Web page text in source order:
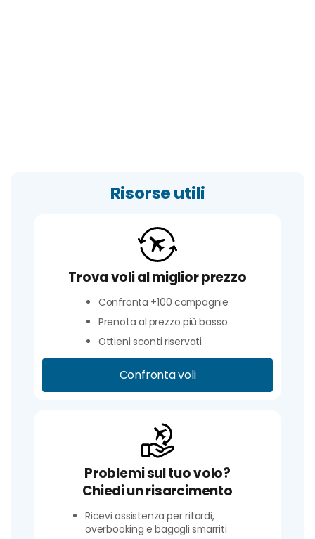
Risorse utili
Trova voli al miglior prezzo
Confronta +100 compagnie
Prenota al prezzo più basso
Ottieni sconti riservati
Confronta voli
Problemi sul tuo volo?
Chiedi un risarcimento
Ricevi assistenza per ritardi,
overbooking e bagagli smarriti